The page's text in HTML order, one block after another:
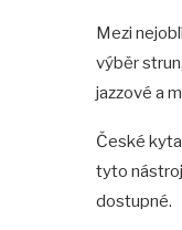
Mezi
výběr
jazzové a
České
tyto
dostupné.